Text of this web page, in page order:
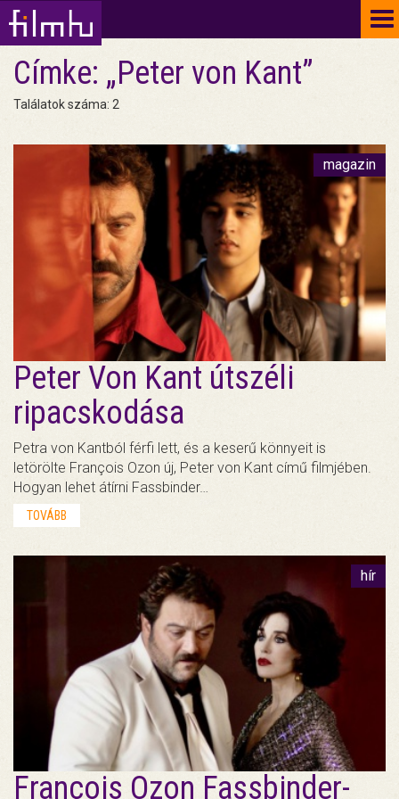
Címke: „Peter von Kant”
Találatok száma: 2
magazin
Peter Von Kant útszéli
ripacskodása
Petra von Kantból férfi lett, és a keserű könnyeit is
letörölte François Ozon új, Peter von Kant című filmjében.
Hogyan lehet átírni Fassbinder…
TOVÁBB
hír
François Ozon Fassbinder-